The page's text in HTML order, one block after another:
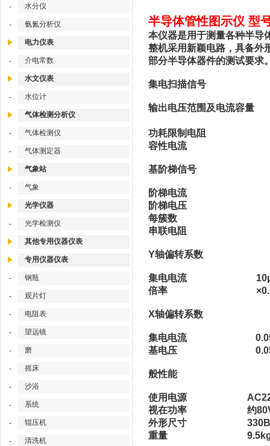
- 水分仪
- 氨氮分析仪
电力仪表
- 介电常数
水文仪表
- 水位计
气体检测分析仪
- 气体检测仪
- 气体测定器
气象站
- 气象
光学仪器
- 光学检测仪
其他专用仪器仪表
专用仪器仪表
- 钢瓶
- 观片灯
- 电阻表
- 望远镜
- 磨
- 摇床
- 沙浴
- 系统
- 辊压机
- 清洗机
半导体管性图示仪 型
本仪器是用于测量各种半导
整机采用新颖电路，具备外
部分半导体器件的测试要求
集电扫描信号
输出电压范围及电流容量
功耗限制电阻
容性电流
基阶梯信号
阶梯电流
阶梯电压
每簇数
串联电阻
Y轴偏转系数
集电电流
倍率
X轴偏转系数
集电电流
基电压
般性能
使用电源
视在功率
约
外形尺寸
重量